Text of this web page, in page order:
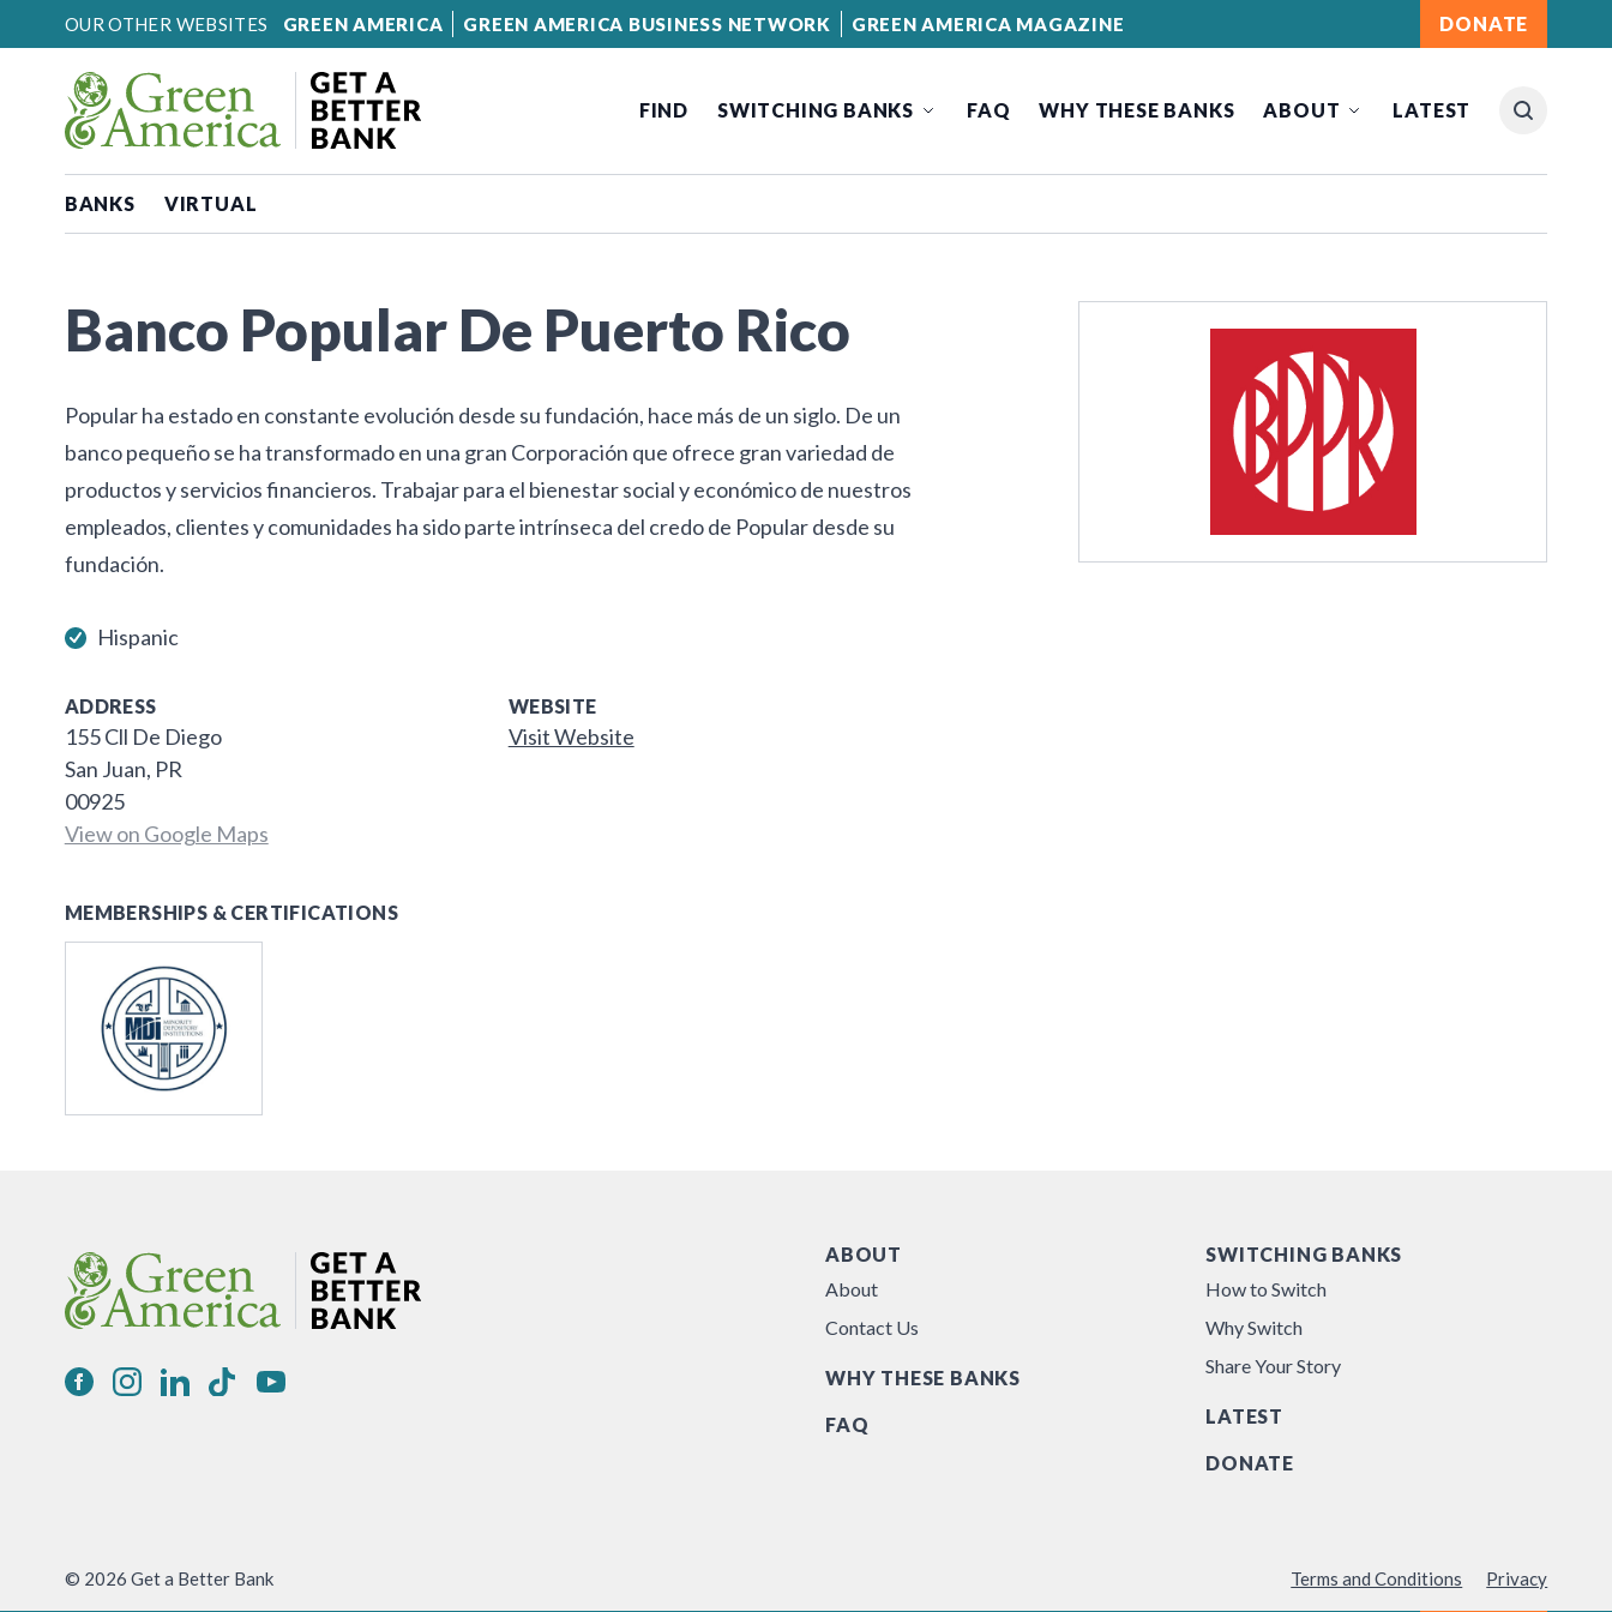
Skip to content
OUR OTHER WEBSITES GREEN AMERICA GREEN AMERICA BUSINESS NETWORK GREEN AMERICA MAGAZINE DONATE
FIND SWITCHING BANKS FAQ WHY THESE BANKS ABOUT LATEST
BANKS VIRTUAL
Banco Popular De Puerto Rico
Popular ha estado en constante evolución desde su fundación, hace más de un siglo. De un
banco pequeño se ha transformado en una gran Corporación que ofrece gran variedad de
productos y servicios financieros. Trabajar para el bienestar social y económico de nuestros
empleados, clientes y comunidades ha sido parte intrínseca del credo de Popular desde su
fundación.
Hispanic
ADDRESS
155 Cll De Diego
San Juan, PR
00925
View on Google Maps
WEBSITE
Visit Website
MEMBERSHIPS & CERTIFICATIONS
ABOUT
About
Contact Us
WHY THESE BANKS
FAQ
SWITCHING BANKS
How to Switch
Why Switch
Share Your Story
LATEST
DONATE
© 2026 Get a Better Bank Terms and Conditions Privacy